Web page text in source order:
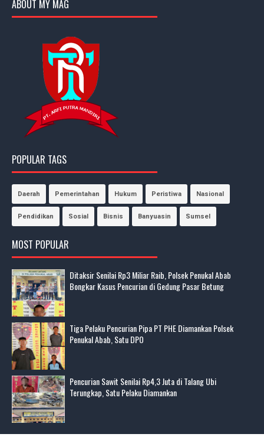
ABOUT MY MAG
POPULAR TAGS
Daerah Pemerintahan Hukum Peristiwa Nasional
Pendidikan Sosial Bisnis Banyuasin Sumsel
MOST POPULAR
Ditaksir Senilai Rp3 Miliar Raib, Polsek Penukal Abab
Bongkar Kasus Pencurian di Gedung Pasar Betung
Tiga Pelaku Pencurian Pipa PT PHE Diamankan Polsek
Penukal Abab, Satu DPO
Pencurian Sawit Senilai Rp4,3 Juta di Talang Ubi
Terungkap, Satu Pelaku Diamankan